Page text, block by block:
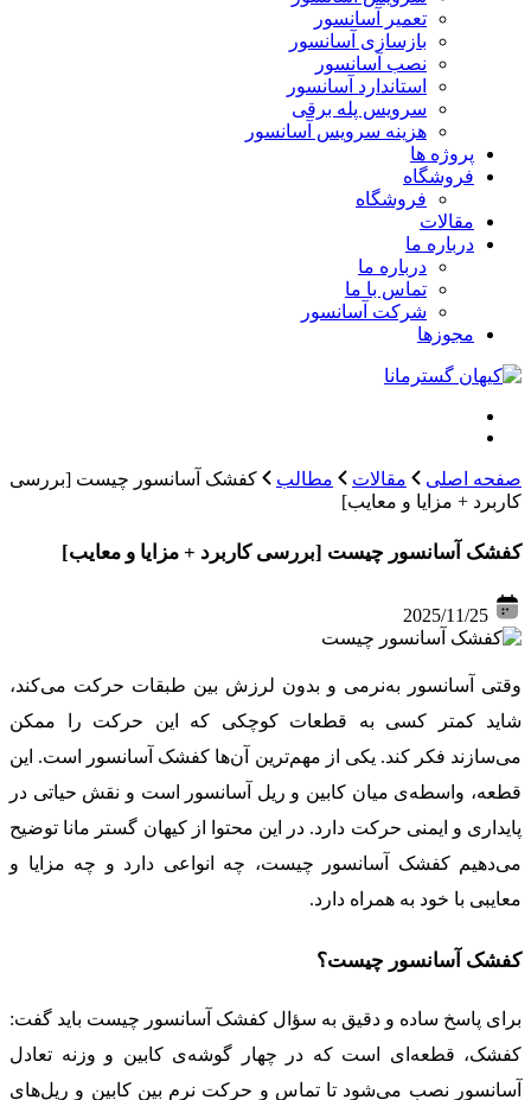
تعمیر آسانسور
بازسازی آسانسور
نصب آسانسور
استاندارد آسانسور
سرویس پله برقی
هزینه سرویس آسانسور
پروژه ها
فروشگاه
فروشگاه
مقالات
درباره ما
درباره ما
تماس با ما
شرکت آسانسور
مجوزها
صفحه اصلی مقالات مطالب
کفشک آسانسور چیست [بررسی
کاربرد + مزایا و معایب]
کفشک آسانسور چیست [بررسی کاربرد + مزایا و معایب]
وقتی آسانسور به‌نرمی و بدون لرزش بین طبقات حرکت می‌کند،
شاید کمتر کسی به قطعات کوچکی که این حرکت را ممکن
می‌سازند فکر کند. یکی از مهم‌ترین آن‌ها کفشک آسانسور است. این
قطعه، واسطه‌ی میان کابین و ریل آسانسور است و نقش حیاتی در
پایداری و ایمنی حرکت دارد. در این محتوا از کیهان گستر مانا توضیح
می‌دهیم کفشک آسانسور چیست، چه انواعی دارد و چه مزایا و
معایبی با خود به همراه دارد.
کفشک آسانسور چیست؟
برای پاسخ ساده و دقیق به سؤال کفشک آسانسور چیست باید گفت:
کفشک، قطعه‌ای است که در چهار گوشه‌ی کابین و وزنه تعادل
آسانسور نصب می‌شود تا تماس و حرکت نرم بین کابین و ریل‌های